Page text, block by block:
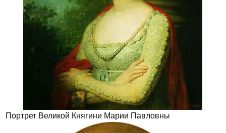
Портрет Великой Княгини Марии Павловны